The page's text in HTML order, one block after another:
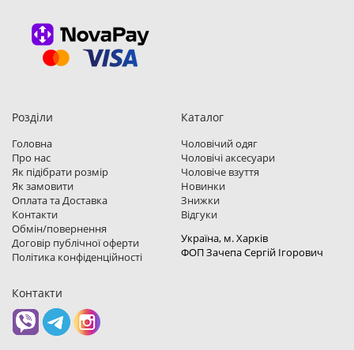
Розділи
Головна
Про нас
Як підібрати розмір
Як замовити
Оплата та Доставка
Контакти
Обмін/повернення
Договір публічної оферти
Політика конфіденційності
Каталог
Чоловічий одяг
Чоловічі аксесуари
Чоловіче взуття
Новинки
Знижки
Відгуки
Україна, м. Харкiв
ФОП Зачепа Сергій Ігорович
Контакти